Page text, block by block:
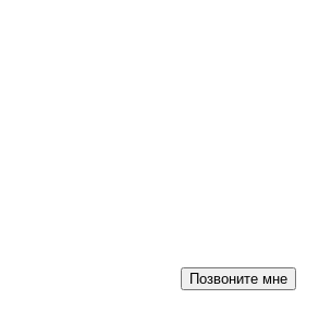
Позвоните мне